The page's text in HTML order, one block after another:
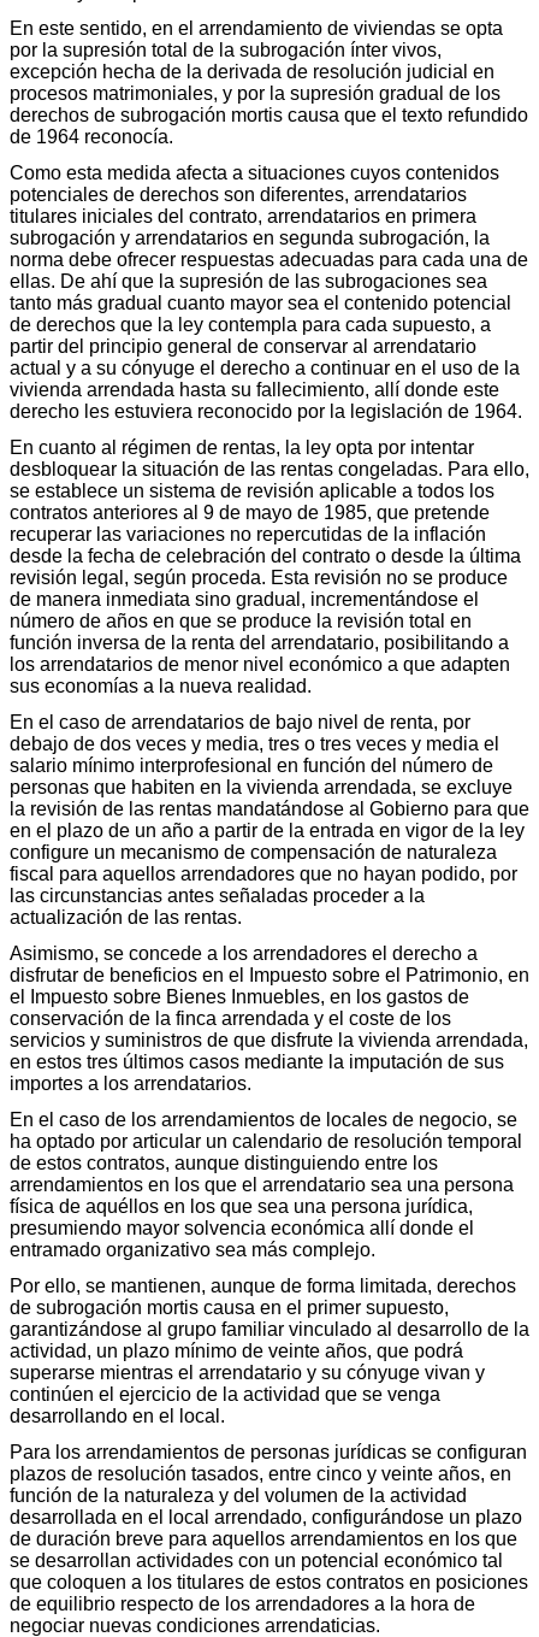
En este sentido, en el arrendamiento de viviendas se opta
por la supresión total de la subrogación ínter vivos,
excepción hecha de la derivada de resolución judicial en
procesos matrimoniales, y por la supresión gradual de los
derechos de subrogación mortis causa que el texto refundido
de 1964 reconocía.
Como esta medida afecta a situaciones cuyos contenidos
potenciales de derechos son diferentes, arrendatarios
titulares iniciales del contrato, arrendatarios en primera
subrogación y arrendatarios en segunda subrogación, la
norma debe ofrecer respuestas adecuadas para cada una de
ellas. De ahí que la supresión de las subrogaciones sea
tanto más gradual cuanto mayor sea el contenido potencial
de derechos que la ley contempla para cada supuesto, a
partir del principio general de conservar al arrendatario
actual y a su cónyuge el derecho a continuar en el uso de la
vivienda arrendada hasta su fallecimiento, allí donde este
derecho les estuviera reconocido por la legislación de 1964.
En cuanto al régimen de rentas, la ley opta por intentar
desbloquear la situación de las rentas congeladas. Para ello,
se establece un sistema de revisión aplicable a todos los
contratos anteriores al 9 de mayo de 1985, que pretende
recuperar las variaciones no repercutidas de la inflación
desde la fecha de celebración del contrato o desde la última
revisión legal, según proceda. Esta revisión no se produce
de manera inmediata sino gradual, incrementándose el
número de años en que se produce la revisión total en
función inversa de la renta del arrendatario, posibilitando a
los arrendatarios de menor nivel económico a que adapten
sus economías a la nueva realidad.
En el caso de arrendatarios de bajo nivel de renta, por
debajo de dos veces y media, tres o tres veces y media el
salario mínimo interprofesional en función del número de
personas que habiten en la vivienda arrendada, se excluye
la revisión de las rentas mandatándose al Gobierno para que
en el plazo de un año a partir de la entrada en vigor de la ley
configure un mecanismo de compensación de naturaleza
fiscal para aquellos arrendadores que no hayan podido, por
las circunstancias antes señaladas proceder a la
actualización de las rentas.
Asimismo, se concede a los arrendadores el derecho a
disfrutar de beneficios en el Impuesto sobre el Patrimonio, en
el Impuesto sobre Bienes Inmuebles, en los gastos de
conservación de la finca arrendada y el coste de los
servicios y suministros de que disfrute la vivienda arrendada,
en estos tres últimos casos mediante la imputación de sus
importes a los arrendatarios.
En el caso de los arrendamientos de locales de negocio, se
ha optado por articular un calendario de resolución temporal
de estos contratos, aunque distinguiendo entre los
arrendamientos en los que el arrendatario sea una persona
física de aquéllos en los que sea una persona jurídica,
presumiendo mayor solvencia económica allí donde el
entramado organizativo sea más complejo.
Por ello, se mantienen, aunque de forma limitada, derechos
de subrogación mortis causa en el primer supuesto,
garantizándose al grupo familiar vinculado al desarrollo de la
actividad, un plazo mínimo de veinte años, que podrá
superarse mientras el arrendatario y su cónyuge vivan y
continúen el ejercicio de la actividad que se venga
desarrollando en el local.
Para los arrendamientos de personas jurídicas se configuran
plazos de resolución tasados, entre cinco y veinte años, en
función de la naturaleza y del volumen de la actividad
desarrollada en el local arrendado, configurándose un plazo
de duración breve para aquellos arrendamientos en los que
se desarrollan actividades con un potencial económico tal
que coloquen a los titulares de estos contratos en posiciones
de equilibrio respecto de los arrendadores a la hora de
negociar nuevas condiciones arrendaticias.